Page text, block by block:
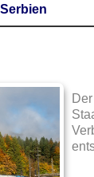
|Serbien